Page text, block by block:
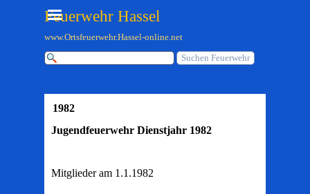
Feuerwehr Hassel
Menü überspringen
Suchen Feuerwehr
www.Ortsfeuerwehr.Hassel-online.net
1982
Jugendfeuerwehr Dienstjahr 1982
Mitglieder am 1.1.1982